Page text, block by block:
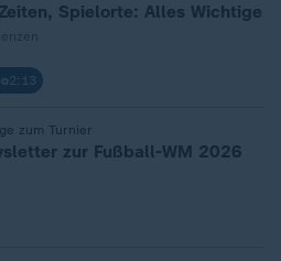
Spielorte: Alles Wichtige
2:13
zum Turnier
zur Fußball-WM 2026